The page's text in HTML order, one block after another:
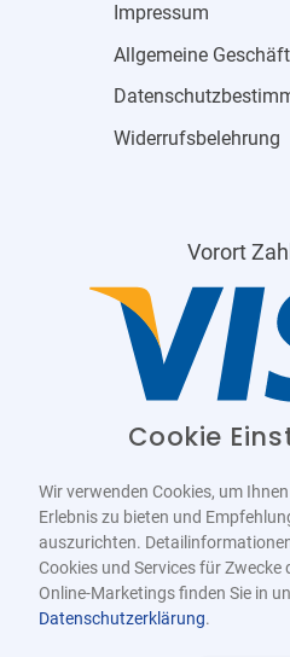
Impressum
Allgemeine
Widerrufsbelehrung
Vorort
Cookie
Wir verwenden Cookies, um
Erlebnis zu bieten und
auszurichten.
Cookies und Services für Zwecke
Online-Marketings finden Sie in
Datenschutzerklärung.